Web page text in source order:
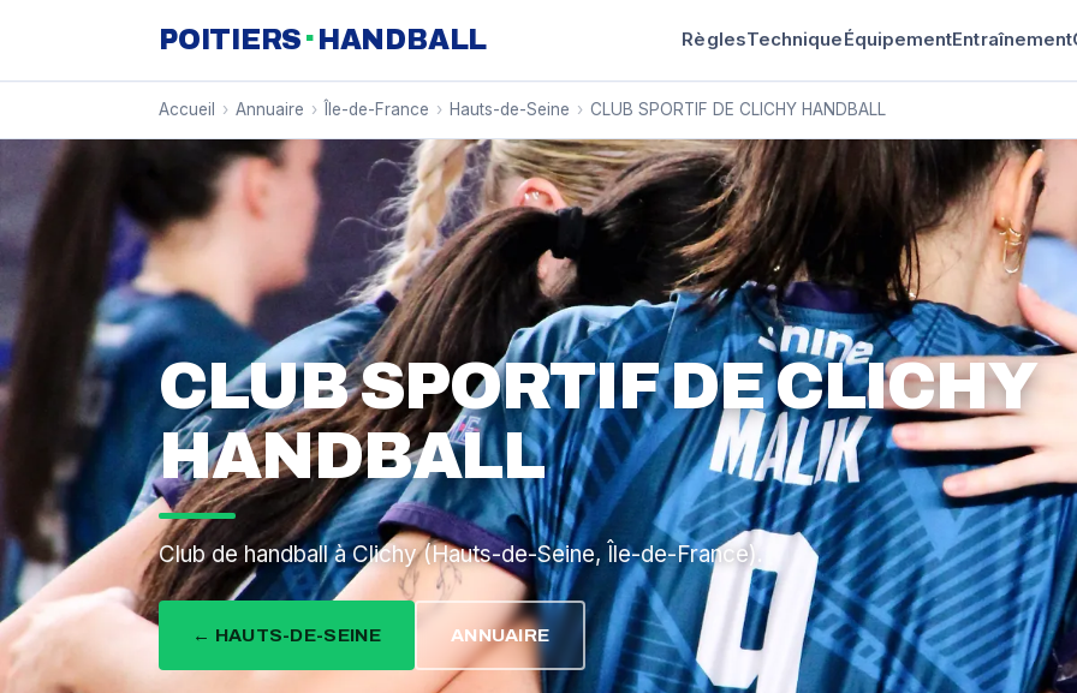
POITIERS · HANDBALL RèglesTechniqueÉquipementEntraînement
Accueil › Annuaire › Île-de-France › Hauts-de-Seine › CLUB SPORTIF DE CLICHY HANDBALL
CLUB SPORTIF DE CLICHY
HANDBALL
Club de handball à Clichy (Hauts-de-Seine, Île-de-France).
← HAUTS-DE-SEINE ANNUAIRE